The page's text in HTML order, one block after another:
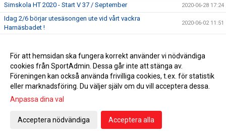
Simskola HT 2020 - Start V 37 / September 2020-06-28 17:24
Idag 2/6 börjar utesäsongen ute vid vårt vackra
Harnäsbadet !
2020-06-02 11:51
HSS sommarsimskola 2020 - Anmälan pågår 2020-05-29 21:27
Årets Harnäsare 2020 - Grattis Roland Wadelius 2020-05-26 19:02
Välkommen till Städdag på Harnäsbadet 23 maj 2020 2020-04-21 15:19
Coronaviruset – detta gäller på Fjärran
Simskola VT 2020 - omgång 2 - Start V 14
Obs ! HSS Årsmöte 21/3 är inställt !!!!
För att hemsidan ska fungera korrekt använder vi nödvändiga
cookies från SportAdmin. Dessa går inte att stänga av.
Föreningen kan också använda frivilliga cookies, t.ex. för statistik
eller marknadsföring. Du väljer själv om du vill acceptera dessa.
Anpassa dina val
Acceptera nödvändiga Acceptera alla